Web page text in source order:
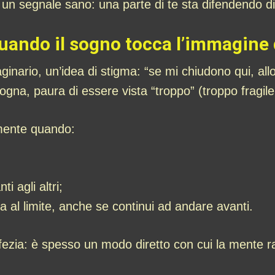
segnale sano: una parte di te sta difendendo
il sogno tocca l’immagine
un’idea di stigma: “se mi chiudono qui,
paura di essere vista “troppo” (troppo
quando:
agli altri;
al limite, anche se continui ad andare avanti.
è spesso un modo diretto con cui la mente